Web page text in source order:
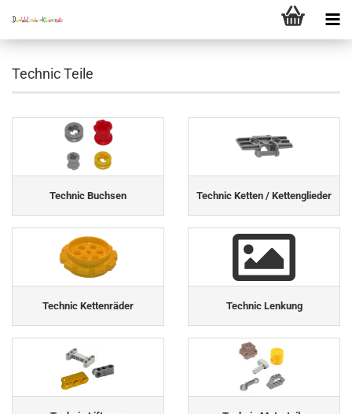
Technic Teile
Technic Buchsen Technic Ketten / Kettenglieder
Technic Kettenräder Technic Lenkung